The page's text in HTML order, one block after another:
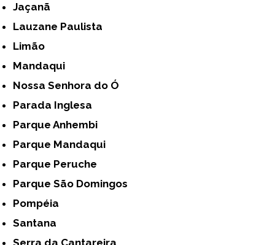
Jaçanã
Lauzane Paulista
Limão
Mandaqui
Nossa Senhora do Ó
Parada Inglesa
Parque Anhembi
Parque Mandaqui
Parque Peruche
Parque São Domingos
Pompéia
Santana